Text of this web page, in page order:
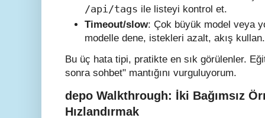
/api/tags ile listeyi kontrol et.
Timeout/slow: Çok büyük model veya
modelle dene, istekleri azalt, akış kullan.
Bu üç hata tipi, pratikte en sık görülenler.
sonra sohbet" mantığını vurguluyorum.
depo Walkthrough: İki Bağımsız
Hızlandırmak